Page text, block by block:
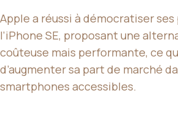
Apple a réussi à démocratiser
l’iPhone SE, proposant une
coûteuse mais performante, ce
d’augmenter sa part de marché
smartphones accessibles.